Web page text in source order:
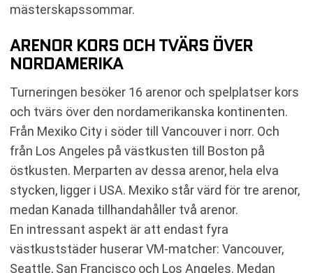
mästerskapssommar.
ARENOR KORS OCH TVÄRS ÖVER
NORDAMERIKA
Turneringen besöker 16 arenor och spelplatser kors
och tvärs över den nordamerikanska kontinenten.
Från Mexiko City i söder till Vancouver i norr. Och
från Los Angeles på västkusten till Boston på
östkusten. Merparten av dessa arenor, hela elva
stycken, ligger i USA. Mexiko står värd för tre arenor,
medan Kanada tillhandahåller två arenor.
En intressant aspekt är att endast fyra
västkuststäder huserar VM-matcher: Vancouver,
Seattle, San Francisco och Los Angeles. Medan